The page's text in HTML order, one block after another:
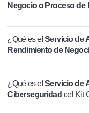
Negocio o Proceso de
¿Qué es el Servicio de
Rendimiento de
¿Qué es el Servicio de
Ciberseguridad del Kit